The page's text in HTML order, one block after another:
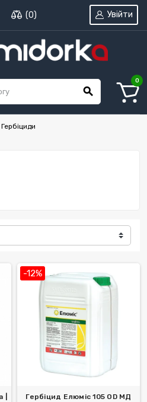
(0)
search
Увійти
0
Гербіциди
-12%
Гербіцид Елюміс 105 ОD MД